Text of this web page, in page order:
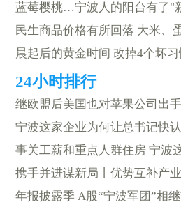
蓝莓樱桃…宁波人的阳台有了"
民生商品价格有所回落 大米、
晨起后的黄金时间 改掉4个坏
宁波这家企业为何让总书记快
年报披露季 A股“宁波军团”相